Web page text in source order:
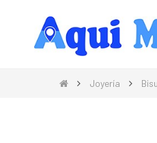
Compra Moda,
Joyería